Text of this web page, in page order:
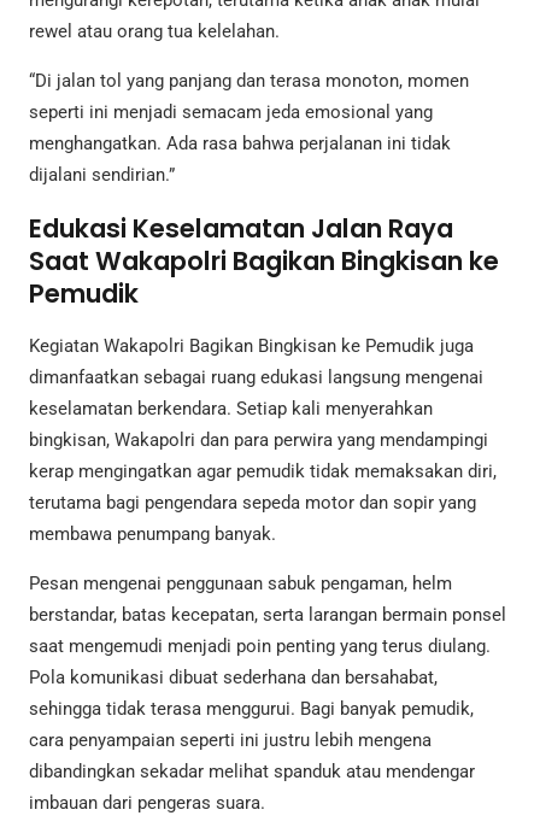
rewel atau orang tua kelelahan.
“Di jalan tol yang panjang dan terasa monoton, momen
seperti ini menjadi semacam jeda emosional yang
menghangatkan. Ada rasa bahwa perjalanan ini tidak
dijalani sendirian.”
Edukasi Keselamatan Jalan Raya
Saat Wakapolri Bagikan Bingkisan ke
Pemudik
Kegiatan Wakapolri Bagikan Bingkisan ke Pemudik juga
dimanfaatkan sebagai ruang edukasi langsung mengenai
keselamatan berkendara. Setiap kali menyerahkan
bingkisan, Wakapolri dan para perwira yang mendampingi
kerap mengingatkan agar pemudik tidak memaksakan diri,
terutama bagi pengendara sepeda motor dan sopir yang
membawa penumpang banyak.
Pesan mengenai penggunaan sabuk pengaman, helm
berstandar, batas kecepatan, serta larangan bermain ponsel
saat mengemudi menjadi poin penting yang terus diulang.
Pola komunikasi dibuat sederhana dan bersahabat,
sehingga tidak terasa menggurui. Bagi banyak pemudik,
cara penyampaian seperti ini justru lebih mengena
dibandingkan sekadar melihat spanduk atau mendengar
imbauan dari pengeras suara.